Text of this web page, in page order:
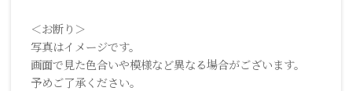
＜お断り＞
写真はイメージです。
画面で見た色合いや模様など異なる場合がございます。
予めご了承ください。